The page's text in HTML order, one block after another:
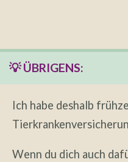
💡 ÜBRIGENS:
Ich habe deshalb
Wenn du dich auch